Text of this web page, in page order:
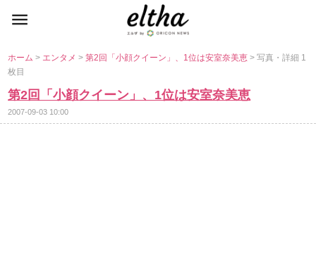
ホーム> エンタメ>第2回「小顔クイーン」、1位は安室奈美恵> 写真・詳細 1
枚目
第2回「小顔クイーン」、1位は安室奈美恵
2007-09-03 10:00